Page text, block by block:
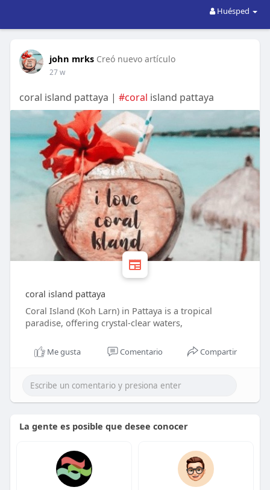
Huésped
john mrks Creó nuevo artículo
27 w
coral island pattaya | #coral island pattaya
coral island pattaya
Coral Island (Koh Larn) in Pattaya is a tropical
paradise, offering crystal-clear waters,
Me gusta Comentario Compartir
La gente es posible que desee conocer